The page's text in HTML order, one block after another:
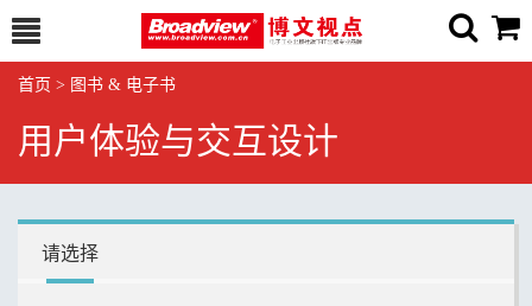
首页 > 图书 & 电子书
用户体验与交互设计
请选择